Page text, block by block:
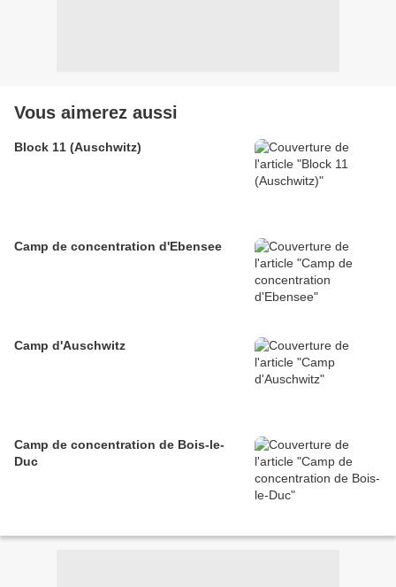
Vous aimerez aussi
Block 11 (Auschwitz)
Camp de concentration d'Ebensee
Camp d'Auschwitz
Camp de concentration de Bois-le-
Duc